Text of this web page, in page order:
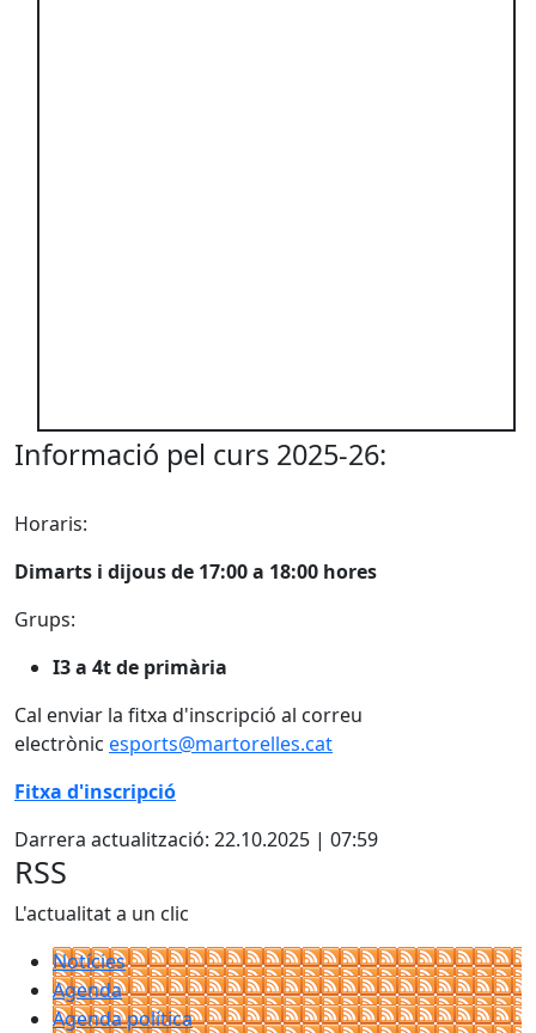
Informació pel curs 2025-26:
Horaris:
Dimarts i dijous de 17:00 a 18:00 hores
Grups:
I3 a 4t de primària
Cal enviar la fitxa d'inscripció al correu
electrònic esports@martorelles.cat
Fitxa d'inscripció
Darrera actualització: 22.10.2025 | 07:59
RSS
L'actualitat a un clic
Notícies
Agenda
Agenda política